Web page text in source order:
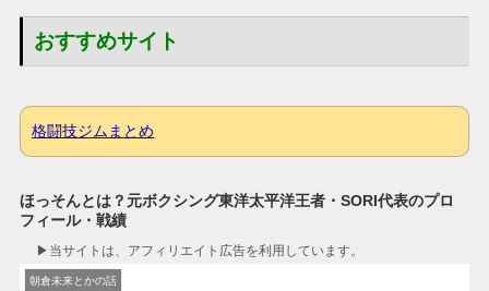
おすすめサイト
格闘技ジムまとめ
ほっそんとは？元ボクシング東洋太平洋王者・SORI代表のプロ
フィール・戦績
▶︎当サイトは、アフィリエイト広告を利用しています。
朝倉未来とかの話